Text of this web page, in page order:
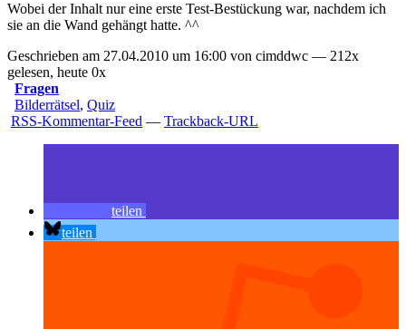
Wobei der Inhalt nur eine erste Test-Bestückung war, nachdem ich
sie an die Wand gehängt hatte. ^^
Geschrieben am 27.04.2010 um 16:00 von cimddwc — 212x
gelesen, heute 0x
Fragen
Bilderrätsel, Quiz
RSS-Kommentar-Feed — Trackback-URL
teilen
teilen